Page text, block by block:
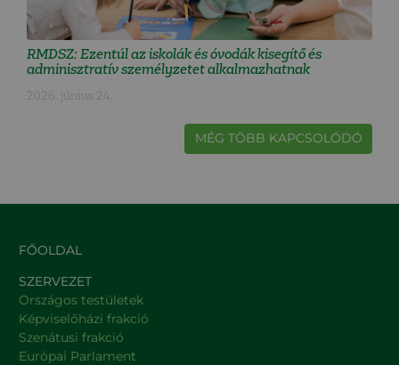
RMDSZ: Ezentúl az iskolák és óvodák kisegítő és
adminisztratív személyzetet alkalmazhatnak
2026. június 24.
MÉG TÖBB KAPCSOLÓDÓ
FŐOLDAL
SZERVEZET
Országos testületek
Képviselőházi frakció
Szenátusi frakció
Európai Parlament